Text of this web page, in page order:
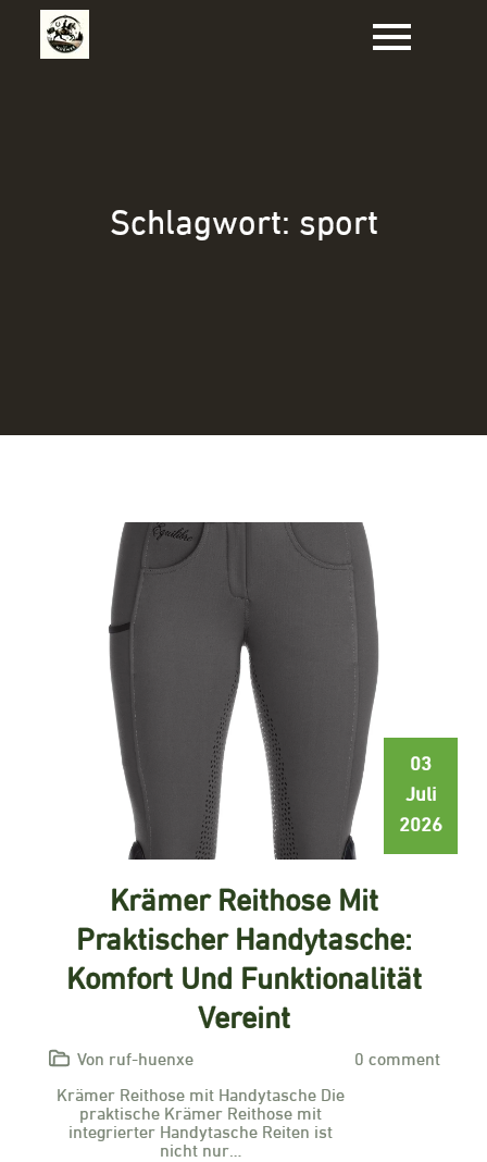
Schlagwort: sport
03
Juli
2026
Krämer Reithose Mit
Praktischer Handytasche:
Komfort Und Funktionalität
Vereint
Von ruf-huenxe
0 comment
Krämer Reithose mit Handytasche Die
praktische Krämer Reithose mit
integrierter Handytasche Reiten ist
nicht nur…